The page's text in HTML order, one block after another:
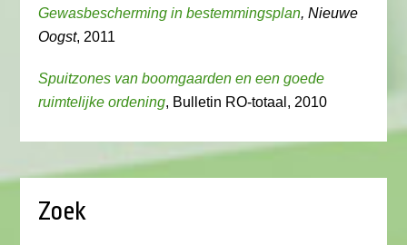
Gewasbescherming in bestemmingsplan, Nieuwe
Oogst, 2011
Spuitzones van boomgaarden en een goede
ruimtelijke ordening, Bulletin RO-totaal, 2010
Zoek